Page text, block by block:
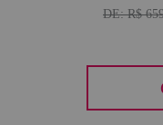
DE:R$